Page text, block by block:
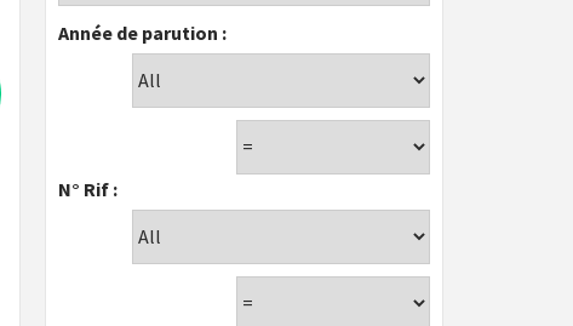
Année de parution :
N° Rif :